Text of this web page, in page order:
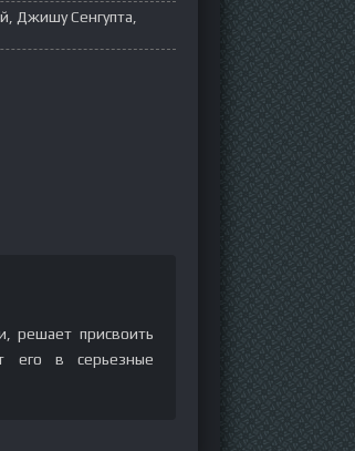
Джишу Сенгупта,
решает присвоить
его в серьезные